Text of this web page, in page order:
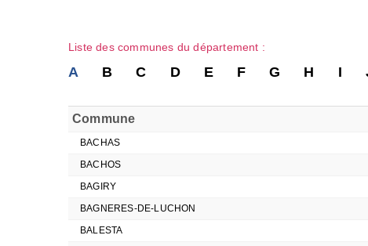
Liste des communes du département :
A B C D E F G H I
Commune
BACHAS
BACHOS
BAGIRY
BAGNERES-DE-LUCHON
BALESTA